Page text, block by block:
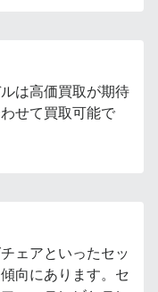
は高価買取が期待
せて買取可能で
ェアといったセッ
向にあります。セ